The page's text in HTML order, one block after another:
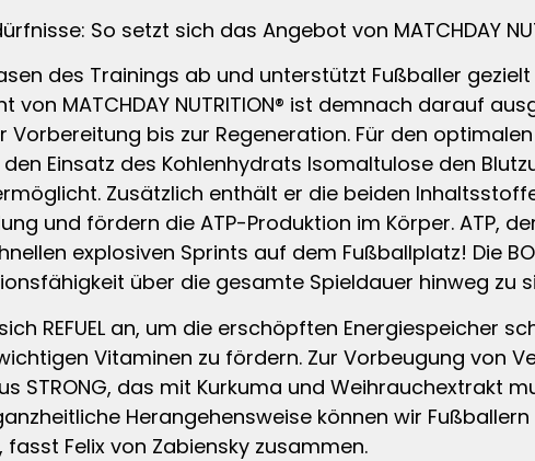
So setzt sich das Angebot von MATCHDAY
des Trainings ab und unterstützt Fußballer
von MATCHDAY NUTRITION® ist demnach darauf
bis zur Regeneration. Für den
Einsatz des Kohlenhydrats Isomaltulose den
Zusätzlich enthält er die beiden
und fördern die ATP-Produktion im Körper. ATP,
explosiven Sprints auf dem Fußballplatz! Die
über die gesamte Spieldauer hinweg zu
REFUEL an, um die erschöpften Energiespeicher
Vitaminen zu fördern. Zur Vorbeugung von
STRONG, das mit Kurkuma und Weihrauchextrakt
Herangehensweise können wir
Felix von Zabiensky zusammen.